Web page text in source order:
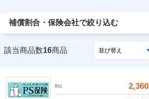
補償割合・保険会社で絞り込む
該当商品数16商品
月払 2,360